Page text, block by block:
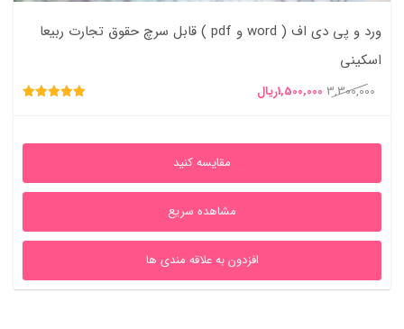
ورد و پی دی اف ( word و pdf ) قابل سرچ حقوق تجارت ربیعا
اسکینی
3,300,000 قیمت
3,300,000ریال
1,500,000ریال
1,500,000ریال
مقایسه کنید
مشاهده سریع
افزدون به علاقه مندی ها